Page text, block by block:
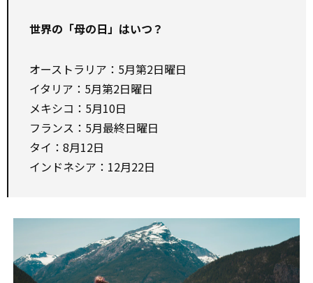
世界の「母の日」はいつ？
オーストラリア：5月第2日曜日
イタリア：5月第2日曜日
メキシコ：5月10日
フランス：5月最終日曜日
タイ：8月12日
インドネシア：12月22日